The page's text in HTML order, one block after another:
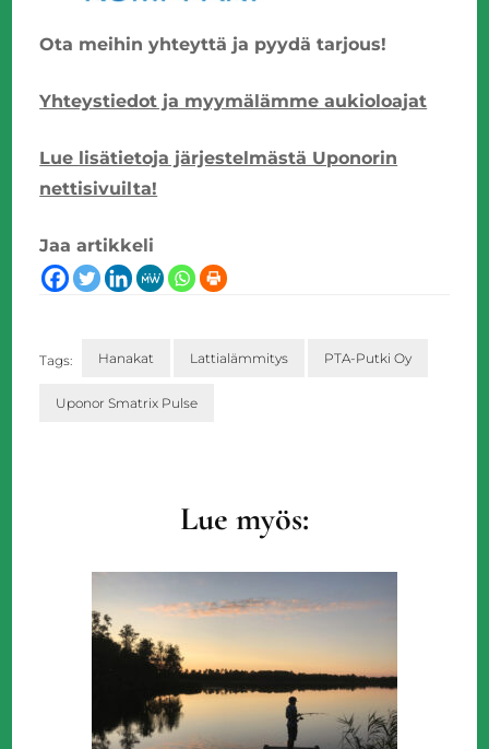
Ota meihin yhteyttä ja pyydä tarjous!
Yhteystiedot ja myymälämme aukioloajat
Lue lisätietoja järjestelmästä Uponorin
nettisivuilta!
Jaa artikkeli
Tags: Hanakat Lattialämmitys PTA-Putki Oy
Uponor Smatrix Pulse
Lue myös: